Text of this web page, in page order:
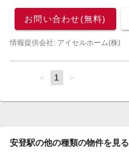
お問い合わせ(無料)
情報提供会社: アイセルホーム(株)
page
You're
page
1 page
安登駅の他の種類の物件を見る